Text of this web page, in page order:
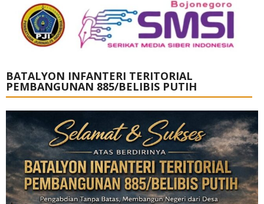
BATALYON INFANTERI TERITORIAL
PEMBANGUNAN 885/BELIBIS PUTIH